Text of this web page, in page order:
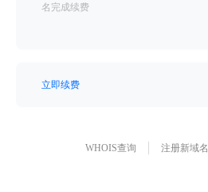
名完成续费
立即续费
WHOIS查询 注册新域名